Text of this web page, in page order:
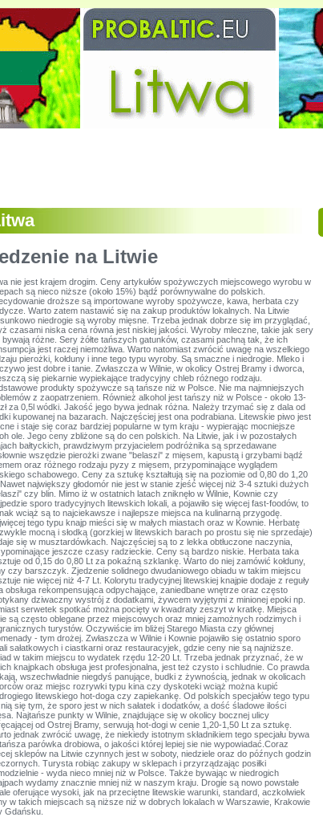
na Litwie
nie jest krajem drogim. Ceny artykułów spożywczych miejscowego wyrobu w
są nieco niższe (około 15%) bądź porównywalne do polskich.
droższe są importowane wyroby spożywcze, kawa, herbata czy
Warto zatem nastawić się na zakup produktów lokalnych. Na Litwie
niedrogie są wyroby mięsne. Trzeba jednak dobrze się im przyglądać,
czasami niska cena równa jest niskiej jakości. Wyroby mleczne, takie jak sery
bywają różne. Sery żółte tańszych gatunków, czasami pachną tak, że ich
jest raczej niemożliwa. Warto natomiast zwrócić uwagę na wszelkiego
pierożki, kołduny i inne tego typu wyroby. Są smaczne i niedrogie. Mleko i
jest dobre i tanie. Zwłaszcza w Wilnie, w okolicy Ostrej Bramy i dworca,
się piekarnie wypiekające tradycyjny chleb różnego rodzaju.
produkty spożywcze są tańsze niż w Polsce. Nie ma najmniejszych
z zaopatrzeniem. Również alkohol jest tańszy niż w Polsce - około 13-
za 0,5l wódki. Jakość jego bywa jednak różna. Należy trzymać się z dala od
kupowanej na bazarach. Najczęściej jest ona podrabiana. Litewskie piwo jest
i staje się coraz bardziej popularne w tym kraju - wypierając mocniejsze
ole. Jego ceny zbliżone są do cen polskich. Na Litwie, jak i w pozostałych
bałtyckich, prawdziwym przyjacielem podróżnika są sprzedawane
wszędzie pierożki zwane "belaszi" z mięsem, kapustą i grzybami bądź
oraz różnego rodzaju pyzy z mięsem, przypominające wyglądem
schabowego. Ceny za sztukę kształtują się na poziomie od 0,80 do 1,20
największy głodomór nie jest w stanie zjeść więcej niż 3-4 sztuki dużych
czy blin. Mimo iż w ostatnich latach zniknęło w Wilnie, Kownie czy
sporo tradycyjnych litewskich lokali, a pojawiło się więcej fast-foodów, to
wciąż są to najciekawsze i najlepsze miejsca na kulinarną przygodę.
tego typu knajp mieści się w małych miastach oraz w Kownie. Herbatę
mocną i słodką (gorzkiej w litewskich barach po prostu się nie sprzedaje)
się w musztardówkach. Najczęściej są to z lekka obtłuczone naczynia,
jeszcze czasy radzieckie. Ceny są bardzo niskie. Herbata taka
od 0,15 do 0,80 Lt za pokaźną szklankę. Warto do niej zamówić kołduny,
czy barszczyk. Zjedzenie solidnego dwudaniowego obiadu w takim miejscu
nie więcej niż 4-7 Lt. Kolorytu tradycyjnej litewskiej knajpie dodaje z reguły
obsługa rekompensująca odpychające, zaniedbane wnętrze oraz często
dziwaczny wystrój z dodatkami, żywcem wyjętymi z minionej epoki np.
serwetek spotkać można pocięty w kwadraty zeszyt w kratkę. Miejsca
są często oblegane przez miejscowych oraz mniej zamożnych rodzimych i
turystów. Oczywiście im bliżej Starego Miasta czy głównej
- tym drożej. Zwłaszcza w Wilnie i Kownie pojawiło się ostatnio sporo
sałatkowych i ciastkarni oraz restauracyjek, gdzie ceny nie są najniższe.
w takim miejscu to wydatek rzędu 12-20 Lt. Trzeba jednak przyznać, że w
knajpkach obsługa jest profesjonalna, jest też czysto i schludnie. Co prawda
wszechwładnie niegdyś panujące, budki z żywnością, jednak w okolicach
oraz miejsc rozrywki typu kina czy dyskoteki wciąż można kupić
litewskiego hot-doga czy zapiekankę. Od polskich specjałów tego typu
się tym, że sporo jest w nich sałatek i dodatków, a dość śladowe ilości
Najtańsze punkty w Wilnie, znajdujące się w okolicy bocznej ulicy
od Ostrej Bramy, serwują hot-dogi w cenie 1,20-1,50 Lt za sztukę.
jednak zwrócić uwagę, że niekiedy istotnym składnikiem tego specjału bywa
parówka drobiowa, o jakości której lepiej sie nie wypowiadać.Coraz
sklepów na Litwie czynnych jest w soboty, niedziele oraz do późnych godzin
Turysta robiąc zakupy w sklepach i przyrządzając posiłki
- wyda nieco mniej niż w Polsce. Także bywając w niedrogich
wydamy znacznie mniej niż w naszym kraju. Drogie są nowo powstałe
oferujące wysoki, jak na przeciętne litewskie warunki, standard, aczkolwiek
w takich miejscach są niższe niż w dobrych lokalach w Warszawie, Krakowie
Gdańsku.